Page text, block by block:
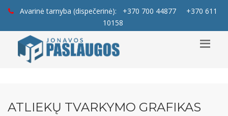
Avarinė tarnyba (dispečerinė): +370 700 44877
+370 611
10158
ATLIEKŲ TVARKYMO GRAFIKAS